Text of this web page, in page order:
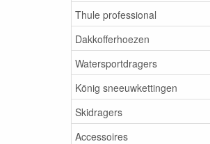
Thule professional
Dakkofferhoezen
Watersportdragers
König sneeuwkettingen
Skidragers
Accessoires